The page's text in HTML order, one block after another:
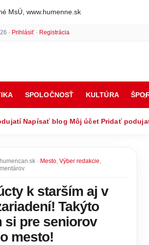
MsÚ, www.humenne.sk
· Prihlásiť· Registrácia
SPOLOČNOSŤ KULTÚRA
Napísať blog Môj účet Pridať
· Mesto, Výber redakcie,
k starším aj v
Takýto
si pre seniorov
mesto!